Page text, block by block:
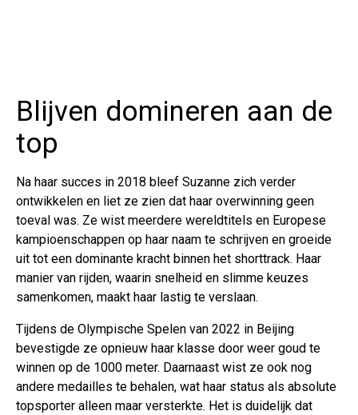
Blijven domineren aan de
top
Na haar succes in 2018 bleef Suzanne zich verder
ontwikkelen en liet ze zien dat haar overwinning geen
toeval was. Ze wist meerdere wereldtitels en Europese
kampioenschappen op haar naam te schrijven en groeide
uit tot een dominante kracht binnen het shorttrack. Haar
manier van rijden, waarin snelheid en slimme keuzes
samenkomen, maakt haar lastig te verslaan.
Tijdens de Olympische Spelen van 2022 in Beijing
bevestigde ze opnieuw haar klasse door weer goud te
winnen op de 1000 meter. Daarnaast wist ze ook nog
andere medailles te behalen, wat haar status als absolute
topsporter alleen maar versterkte. Het is duidelijk dat